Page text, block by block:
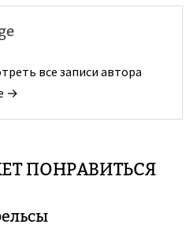
все записи автора
→
ПОНРАВИТЬСЯ